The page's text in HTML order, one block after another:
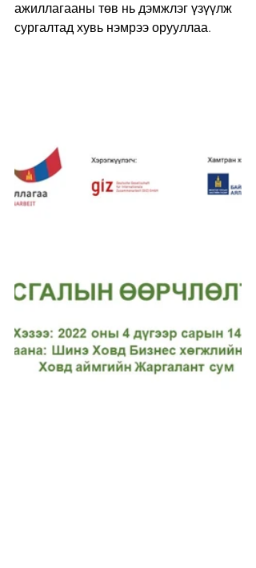
ажиллагааны төв нь дэмжлэг үзүүлж
сургалтад хувь нэмрээ орууллаа.